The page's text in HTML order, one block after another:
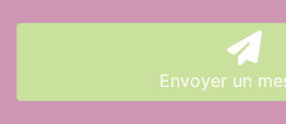
Envoyer un